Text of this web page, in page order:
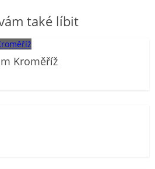
také líbit
Kroměříž